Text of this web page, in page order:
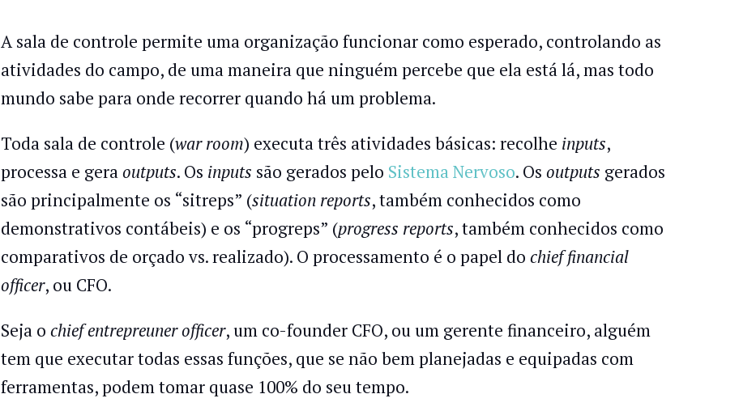
A sala de controle permite uma organização funcionar como esperado, controlando as
atividades do campo, de uma maneira que ninguém percebe que ela está lá, mas todo
mundo sabe para onde recorrer quando há um problema.
Toda sala de controle (war room) executa três atividades básicas: recolhe inputs,
processa e geraoutputs. Os inputs são gerados pelo Sistema Nervoso. Os outputs gerados
são principalmente os “sitreps” (situation reports, também conhecidos como
demonstrativos contábeis) e os “progreps” (progress reports, também conhecidos como
comparativos de orçado vs. realizado). O processamento é o papel do chief financial
officer, ou CFO.
Seja o chief entrepreuner officer, um co-founder CFO, ou um gerente financeiro, alguém
tem que executar todas essas funções, que se não bem planejadas e equipadas com
ferramentas, podem tomar quase 100% do seu tempo.